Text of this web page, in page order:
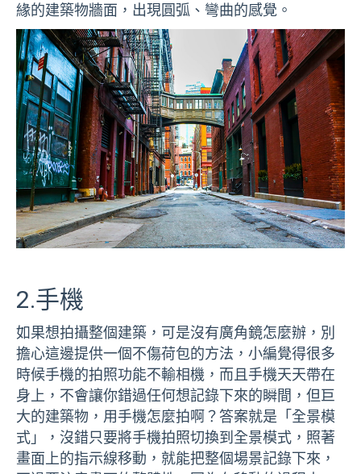
緣的建築物牆面，出現圓弧、彎曲的感覺。
2.手機
如果想拍攝整個建築，可是沒有廣角鏡怎麼辦，別
擔心這邊提供一個不傷荷包的方法，小編覺得很多
時候手機的拍照功能不輸相機，而且手機天天帶在
身上，不會讓你錯過任何想記錄下來的瞬間，但巨
大的建築物，用手機怎麼拍啊？答案就是「全景模
式」，沒錯只要將手機拍照切換到全景模式，照著
畫面上的指示線移動，就能把整個場景記錄下來，